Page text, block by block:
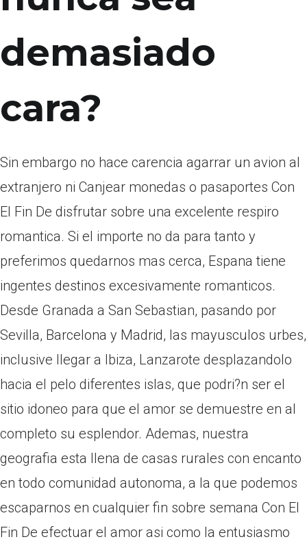
demasiado
cara?
Sin embargo no hace carencia agarrar un avion al
extranjero ni Canjear monedas o pasaportes Con
El Fin De disfrutar sobre una excelente respiro
romantica. Si el importe no da para tanto y
preferimos quedarnos mas cerca, Espana tiene
ingentes destinos excesivamente romanticos.
Desde Granada a San Sebastian, pasando por
Sevilla, Barcelona y Madrid, las mayusculos urbes,
inclusive llegar a Ibiza, Lanzarote desplazandolo
hacia el pelo diferentes islas, que podri?n ser el
sitio idoneo para que el amor se demuestre en al
completo su esplendor. Ademas, nuestra
geografia esta llena de casas rurales con encanto
en todo comunidad autonoma, a la que podemos
escaparnos en cualquier fin sobre semana Con El
Fin De efectuar el amor asi­ como la entusiasmo